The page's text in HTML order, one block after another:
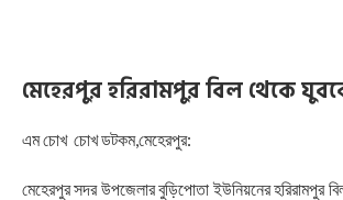
মেহেরপুর হরিরামপুর বিল থেকে
এম চোখ চোখ ডটকম,মেহেরপুর:
মেহেরপুর সদর উপজেলার বুড়িপোতা ইউনিয়নের হরিরামপুর